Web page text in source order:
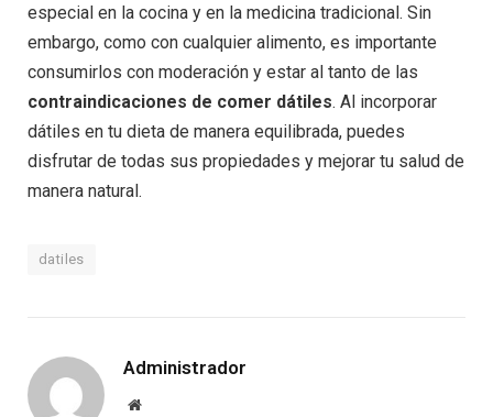
especial en la cocina y en la medicina tradicional. Sin
embargo, como con cualquier alimento, es importante
consumirlos con moderación y estar al tanto de las
contraindicaciones de comer dátiles. Al incorporar
dátiles en tu dieta de manera equilibrada, puedes
disfrutar de todas sus propiedades y mejorar tu salud de
manera natural.
datiles
Administrador
Website